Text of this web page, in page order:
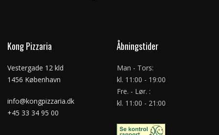
Kong Pizzaria
Vestergade 12 kld
1456 København
info@kongpizzaria.dk
+45 33 34 95 00
Åbningstider
Man - Tors:
kl. 11:00 - 19:00
Fre. - Lør. :
kl. 11:00 - 21:00